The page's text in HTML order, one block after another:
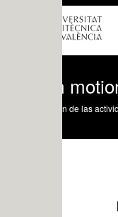
motion
de las actividades